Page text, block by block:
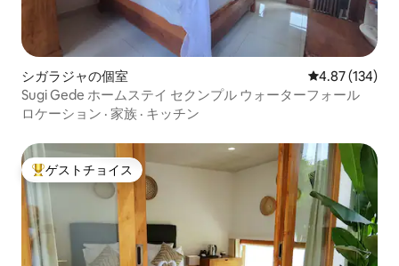
シガラジャの個室 レビュー134
4.87 (134)
Sugi Gede ホームステイ セクンプル ウォーターフォール
ロケーション · 家族 · キッチン
大好評のゲストチョイスです。
ゲストチョイス